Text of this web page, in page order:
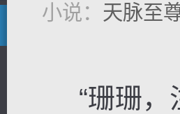
小说： 天脉至
“珊珊，注